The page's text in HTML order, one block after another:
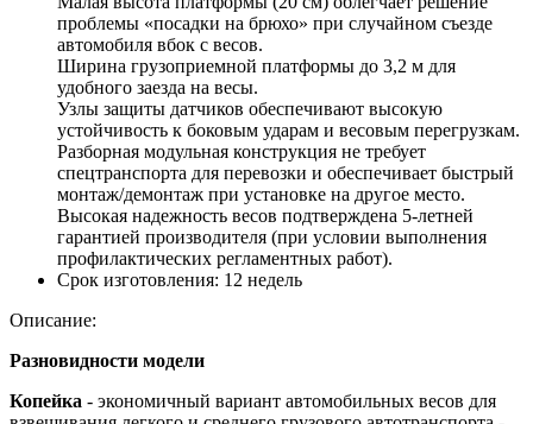
проблемы «посадки на брюхо» при случайном съезде
автомобиля вбок с весов.
Ширина грузоприемной платформы до 3,2 м для
удобного заезда на весы.
Узлы защиты датчиков обеспечивают высокую
устойчивость к боковым ударам и весовым перегрузкам.
Разборная модульная конструкция не требует
спецтранспорта для перевозки и обеспечивает быстрый
монтаж/демонтаж при установке на другое место.
Высокая надежность весов подтверждена 5-летней
гарантией производителя (при условии выполнения
профилактических регламентных работ).
Срок изготовления: 12 недель
Описание:
Разновидности модели
Копейка - экономичный вариант автомобильных весов для